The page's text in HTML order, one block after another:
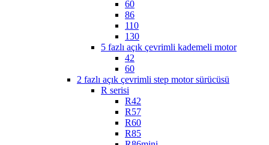
60
86
110
130
5 fazlı açık çevrimli kademeli motor
42
60
2 fazlı açık çevrimli step motor sürücüsü
R serisi
R42
R57
R60
R85